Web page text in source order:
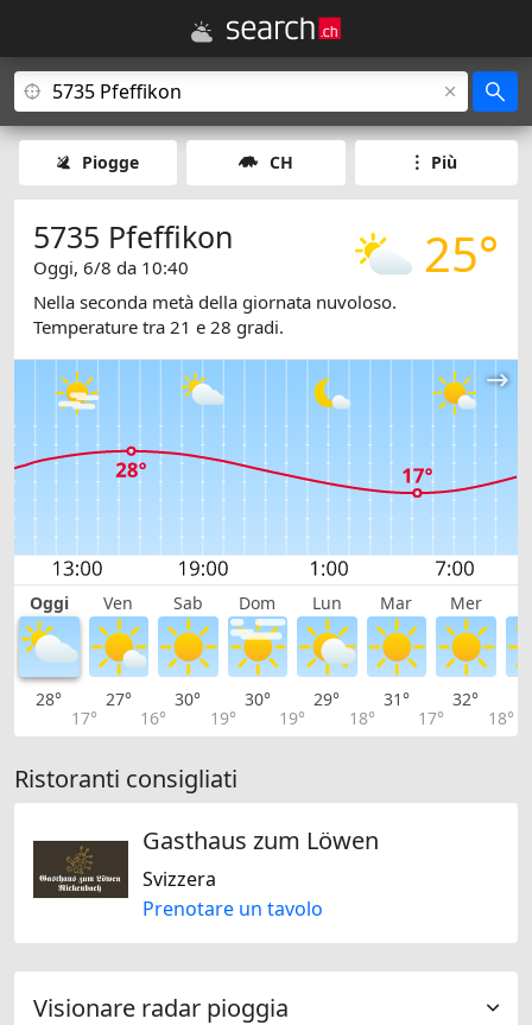
Piogge CH Più
25°
5735 Pfeffikon
Oggi, 6/8 da 10:40
Nella seconda metà della giornata nuvoloso.
Temperature tra 21 e 28 gradi.
Oggi Ven Sab Dom Lun Mar Mer
28°
17°
27°
16°
30°
19°
30°
19°
29°
18°
31°
17°
32°
18°
Ristoranti consigliati
Gasthaus zum Löwen
Svizzera
Prenotare un tavolo
Visionare radar pioggia